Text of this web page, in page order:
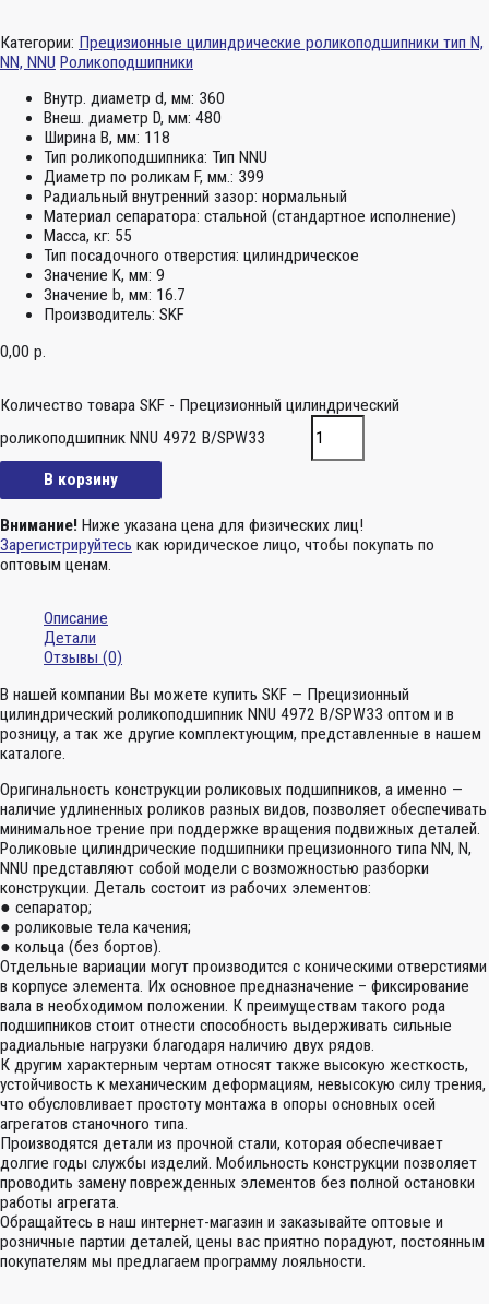
Категории: Прецизионные цилиндрические роликоподшипники тип N,
NN, NNU Роликоподшипники
Внутр. диаметр d, мм: 360
Внеш. диаметр D, мм: 480
Ширина B, мм: 118
Тип роликоподшипника: Тип NNU
Диаметр по роликам F, мм.: 399
Радиальный внутренний зазор: нормальный
Материал сепаратора: стальной (стандартное исполнение)
Масса, кг: 55
Тип посадочного отверстия: цилиндрическое
Значение K, мм: 9
Значение b, мм: 16.7
Производитель: SKF
0,00 р.
Количество товара SKF - Прецизионный цилиндрический
роликоподшипник NNU 4972 B/SPW33
В корзину
Внимание! Ниже указана цена для физических лиц!
Зарегистрируйтесь как юридическое лицо, чтобы покупать по
оптовым ценам.
Описание
Детали
Отзывы (0)
В нашей компании Вы можете купить SKF — Прецизионный
цилиндрический роликоподшипник NNU 4972 B/SPW33 оптом и в
розницу, а так же другие комплектующим, представленные в нашем
каталоге.
Оригинальность конструкции роликовых подшипников, а именно —
наличие удлиненных роликов разных видов, позволяет обеспечивать
минимальное трение при поддержке вращения подвижных деталей.
Роликовые цилиндрические подшипники прецизионного типа NN, N,
NNU представляют собой модели с возможностью разборки
конструкции. Деталь состоит из рабочих элементов:
● сепаратор;
● роликовые тела качения;
● кольца (без бортов).
Отдельные вариации могут производится с коническими отверстиями
в корпусе элемента. Их основное предназначение – фиксирование
вала в необходимом положении. К преимуществам такого рода
подшипников стоит отнести способность выдерживать сильные
радиальные нагрузки благодаря наличию двух рядов.
К другим характерным чертам относят также высокую жесткость,
устойчивость к механическим деформациям, невысокую силу трения,
что обусловливает простоту монтажа в опоры основных осей
агрегатов станочного типа.
Производятся детали из прочной стали, которая обеспечивает
долгие годы службы изделий. Мобильность конструкции позволяет
проводить замену поврежденных элементов без полной остановки
работы агрегата.
Обращайтесь в наш интернет-магазин и заказывайте оптовые и
розничные партии деталей, цены вас приятно порадуют, постоянным
покупателям мы предлагаем программу лояльности.